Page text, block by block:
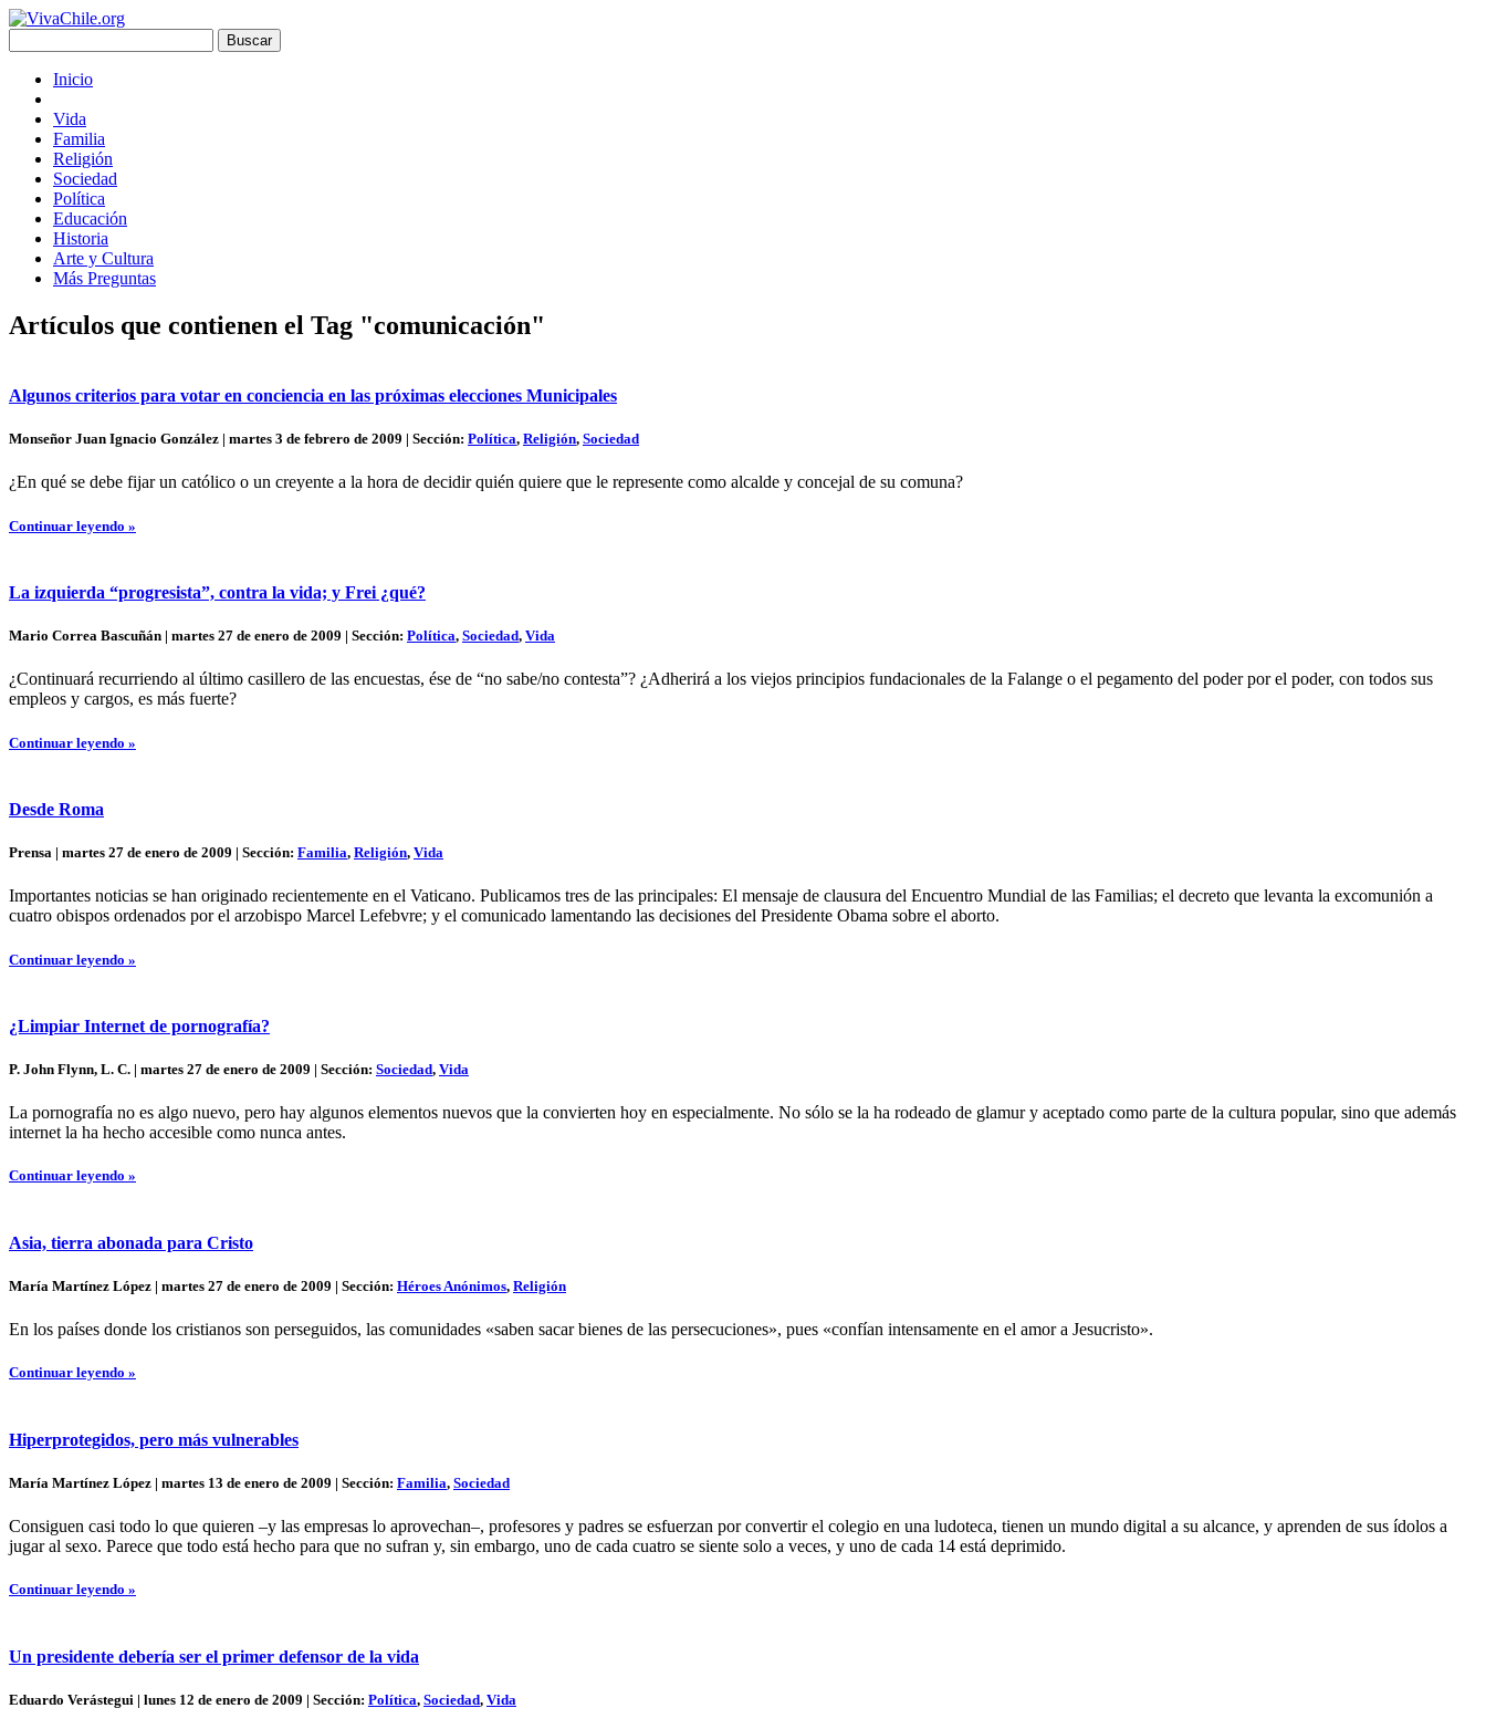
Inicio
Vida
Familia
Religión
Sociedad
Política
Educación
Historia
Arte y Cultura
Más Preguntas
Artículos que contienen el Tag "comunicación"
Algunos criterios para votar en conciencia en las próximas elecciones Municipales
Monseñor Juan Ignacio González | martes 3 de febrero de 2009 | Sección: Política, Religión, Sociedad
¿En qué se debe fijar un católico o un creyente a la hora de decidir quién quiere que le represente como alcalde y concejal de su comuna?
Continuar leyendo »
La izquierda “progresista”, contra la vida; y Frei ¿qué?
Mario Correa Bascuñán | martes 27 de enero de 2009 | Sección: Política, Sociedad, Vida
¿Continuará recurriendo al último casillero de las encuestas, ése de “no sabe/no contesta”? ¿Adherirá a los viejos principios fundacionales de la Falange o el pegamento del poder por el poder, con todos sus
empleos y cargos, es más fuerte?
Continuar leyendo »
Desde Roma
Prensa | martes 27 de enero de 2009 | Sección: Familia, Religión, Vida
Importantes noticias se han originado recientemente en el Vaticano. Publicamos tres de las principales: El mensaje de clausura del Encuentro Mundial de las Familias; el decreto que levanta la excomunión a
cuatro obispos ordenados por el arzobispo Marcel Lefebvre; y el comunicado lamentando las decisiones del Presidente Obama sobre el aborto.
Continuar leyendo »
¿Limpiar Internet de pornografía?
P. John Flynn, L. C. | martes 27 de enero de 2009 | Sección: Sociedad, Vida
La pornografía no es algo nuevo, pero hay algunos elementos nuevos que la convierten hoy en especialmente. No sólo se la ha rodeado de glamur y aceptado como parte de la cultura popular, sino que además
internet la ha hecho accesible como nunca antes.
Continuar leyendo »
Asia, tierra abonada para Cristo
María Martínez López | martes 27 de enero de 2009 | Sección: Héroes Anónimos, Religión
En los países donde los cristianos son perseguidos, las comunidades «saben sacar bienes de las persecuciones», pues «confían intensamente en el amor a Jesucristo».
Continuar leyendo »
Hiperprotegidos, pero más vulnerables
María Martínez López | martes 13 de enero de 2009 | Sección: Familia, Sociedad
Consiguen casi todo lo que quieren –y las empresas lo aprovechan–, profesores y padres se esfuerzan por convertir el colegio en una ludoteca, tienen un mundo digital a su alcance, y aprenden de sus ídolos a
jugar al sexo. Parece que todo está hecho para que no sufran y, sin embargo, uno de cada cuatro se siente solo a veces, y uno de cada 14 está deprimido.
Continuar leyendo »
Un presidente debería ser el primer defensor de la vida
Eduardo Verástegui | lunes 12 de enero de 2009 | Sección: Política, Sociedad, Vida